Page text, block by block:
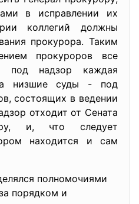
в исправлении их
коллегий должны
прокурора. Таким
прокуроров все
под надзор каждая
а низшие суды - под
состоящих в ведении
отходит от Сената
и, что следует
находится и сам
полномочиями
порядком и